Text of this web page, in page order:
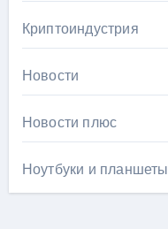
Криптоиндустрия
Новости
Новости плюс
Ноутбуки и планшеты